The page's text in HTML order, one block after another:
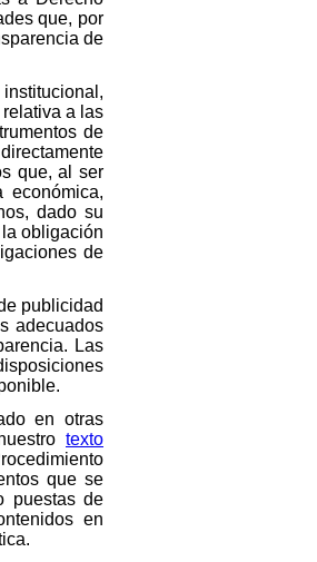
que, por
de
a las
de
que, al ser
económica,
dado su
obligación
de
publicidad
adecuados
Las
en otras
texto
que se
puestas de
en